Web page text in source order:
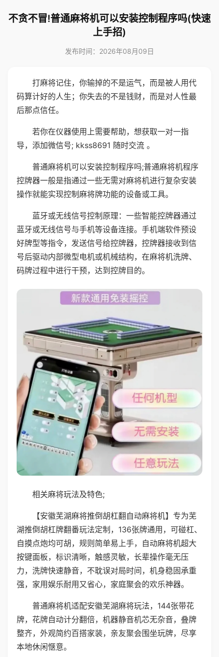
不贪不冒!普通麻将机可以安装控制程序吗(快速
上手招)
发布时间：2026年08月09日
打麻将记住，你输掉的不是运气，而是被人用代
码算计好的人生；你失去的不是钱财，而是对人性最
后那点信任。
若你在仪器使用上需要帮助，想获取一对一指
导，添加微信号; kkss8691 随时交流 。
普通麻将机可以安装控制程序吗;普通麻将机程序
控牌器一般是指通过一些无需对麻将机进行复杂安装
操作就能实现控制麻将牌功能的设备或工具。
蓝牙或无线信号控制原理：一些智能控牌器通过
蓝牙或无线信号与手机等设备连接。手机端软件预设
好牌型等指令，发送信号给控牌器，控牌器接收到信
号后驱动内部微型电机或机械结构，在麻将机洗牌、
码牌过程中进行干预，达到控牌目的。
相关麻将玩法及特色;
【安徽芜湖麻将推倒胡杠翻自动麻将机】专为芜
湖推倒胡杠牌翻番玩法定制，136张牌通用，可碰杠、
自摸点炮均可胡，规则简单易上手，自动麻将机超大
按键面板，标识清晰，触感灵敏，长辈操作毫无压
力，洗牌快速静音，不耽误对局时间，机身稳固承重
强，家用娱乐耐用又省心，家庭聚会的欢乐神器。
普通麻将机适配安徽芜湖麻将玩法，144张带花
牌，花牌自动计分翻倍，机器静音机芯无杂音，叠牌
整齐，外观简约百搭家装，亲友聚会围坐玩牌，尽享
本地休闲惬意。